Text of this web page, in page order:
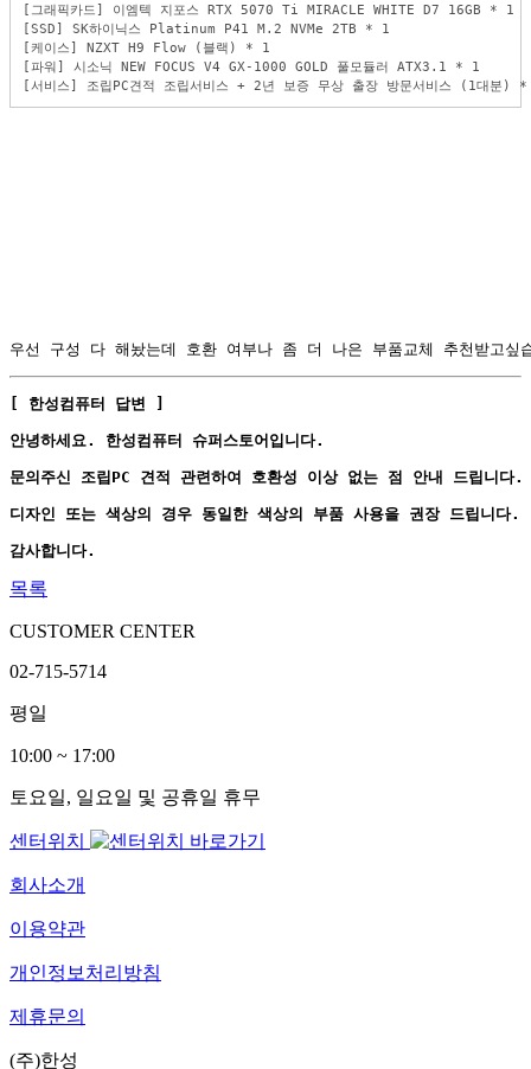
[그래픽카드] 이엠텍 지포스 RTX 5070 Ti MIRACLE WHITE D7 16GB * 1
[SSD] SK하이닉스 Platinum P41 M.2 NVMe 2TB * 1
[케이스] NZXT H9 Flow (블랙) * 1
[파워] 시소닉 NEW FOCUS V4 GX-1000 GOLD 풀모듈러 ATX3.1 * 1
[서비스] 조립PC견적 조립서비스 + 2년 보증 무상 출장 방문서비스 (1대분)
우선 구성 다 해놨는데 호환 여부나 좀 더 나은 부품교체 추천받고
[ 한성컴퓨터 답변 ]
안녕하세요. 한성컴퓨터 슈퍼스토어입니다.
문의주신 조립PC 견적 관련하여 호환성 이상 없는 점 안내 드립니다.
디자인 또는 색상의 경우 동일한 색상의 부품 사용을 권장 드립니다.
감사합니다.
목록
CUSTOMER CENTER
02-715-5714
평일
10:00 ~ 17:00
토요일, 일요일 및 공휴일 휴무
센터위치
회사소개
이용약관
개인정보처리방침
제휴문의
(주)한성